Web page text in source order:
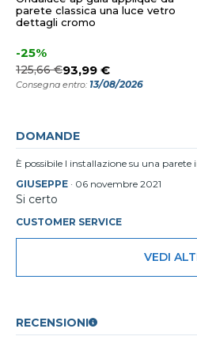
parete classica una luce vetro
dettagli cromo
-25%
125,66 €93,99 €
Consegna entro: 13/08/2026
DOMANDE
È possibile l installazione su una
GIUSEPPE · 06 novembre 2021
Si certo
CUSTOMER SERVICE
VEDI
RECENSIONI